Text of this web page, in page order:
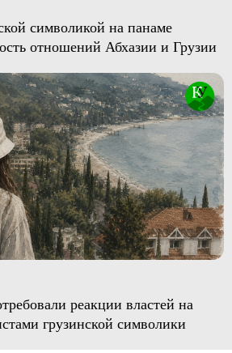
символикой на панаме
отношений Абхазии и Грузии
реакции властей на
грузинской символики